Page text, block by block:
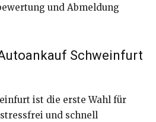
und Abmeldung
Schweinfurt
ist die erste Wahl für
und schnell